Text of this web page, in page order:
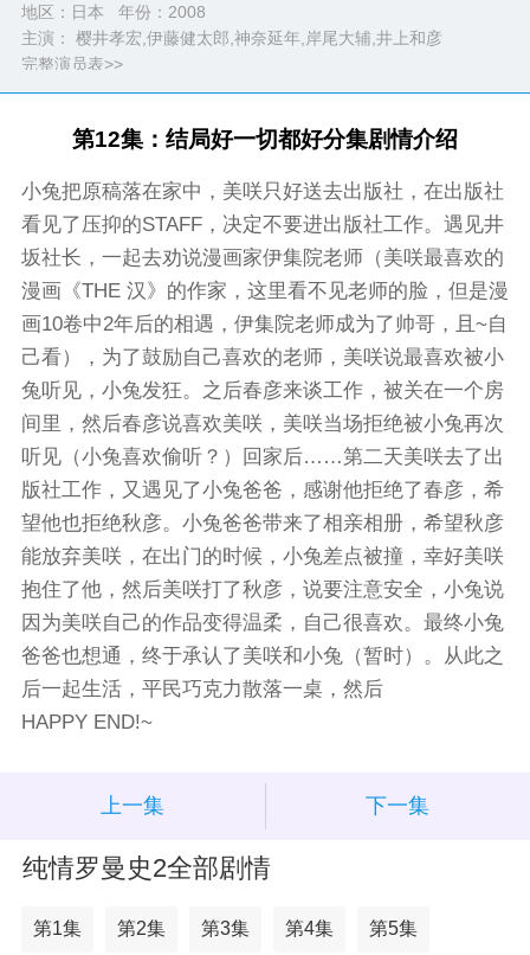
地区：日本 年份： 2008
主演： 樱井孝宏,伊藤健太郎,神奈延年,岸尾大辅,井上和彦
完整演员表>>
第12集：结局好一切都好分集剧情介绍
小兔把原稿落在家中，美咲只好送去出版社，在出版社
看见了压抑的STAFF，决定不要进出版社工作。遇见井
坂社长，一起去劝说漫画家伊集院老师（美咲最喜欢的
漫画《THE 汉》的作家，这里看不见老师的脸，但是漫
画10卷中2年后的相遇，伊集院老师成为了帅哥，且~自
己看），为了鼓励自己喜欢的老师，美咲说最喜欢被小
兔听见，小兔发狂。之后春彦来谈工作，被关在一个房
间里，然后春彦说喜欢美咲，美咲当场拒绝被小兔再次
听见（小兔喜欢偷听？）回家后……第二天美咲去了出
版社工作，又遇见了小兔爸爸，感谢他拒绝了春彦，希
望他也拒绝秋彦。小兔爸爸带来了相亲相册，希望秋彦
能放弃美咲，在出门的时候，小兔差点被撞，幸好美咲
抱住了他，然后美咲打了秋彦，说要注意安全，小兔说
因为美咲自己的作品变得温柔，自己很喜欢。最终小兔
爸爸也想通，终于承认了美咲和小兔（暂时）。从此之
后一起生活，平民巧克力散落一桌，然后
HAPPY END!~
上一集 下一集
纯情罗曼史2全部剧情
第1集 第2集 第3集 第4集 第5集